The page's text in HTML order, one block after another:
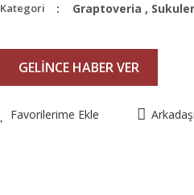
Kategori Graptoveria ,
GELİNCE HABER VER
Favorilerime Ekle